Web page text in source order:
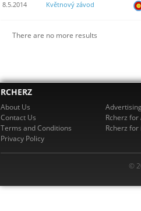
8.5.2014 Květnový závod
There are no more results
RCHERZ
About Us
Contact Us
Terms and Conditions
Privacy Policy
Rcherz
Rcherz for
©